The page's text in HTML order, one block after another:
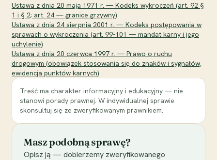
Ustawa z dnia 20 maja 1971 r. — Kodeks wykroczeń (art. 92 §
1 i § 2; art. 24 — granice grzywny)
Ustawa z dnia 24 sierpnia 2001 r. — Kodeks postępowania w
sprawach o wykroczenia (art. 99-101 — mandat karny i jego
uchylenie)
Ustawa z dnia 20 czerwca 1997 r. — Prawo o ruchu
drogowym (obowiązek stosowania się do znaków i sygnałów,
ewidencja punktów karnych)
Treść ma charakter informacyjny i edukacyjny — nie
stanowi porady prawnej. W indywidualnej sprawie
skonsultuj się ze zweryfikowanym prawnikiem.
Masz podobną sprawę?
Opisz ją — dobierzemy zweryfikowanego